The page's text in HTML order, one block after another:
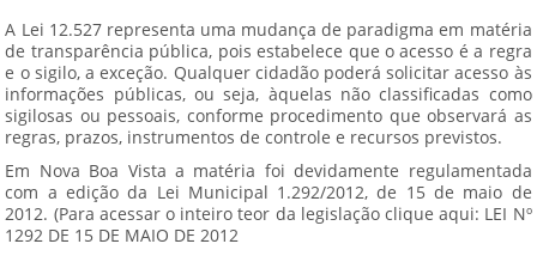
A Lei 12.527 representa uma mudança de paradigma em matéria
de transparência pública, pois estabelece que o acesso é a regra
e o sigilo, a exceção. Qualquer cidadão poderá solicitar acesso às
informações públicas, ou seja, àquelas não classificadas como
sigilosas ou pessoais, conforme procedimento que observará as
regras, prazos, instrumentos de controle e recursos previstos.
Em Nova Boa Vista a matéria foi devidamente regulamentada
com a edição da Lei Municipal 1.292/2012, de 15 de maio de
2012. (Para acessar o inteiro teor da legislação clique aqui: LEI Nº
1292 DE 15 DE MAIO DE 2012